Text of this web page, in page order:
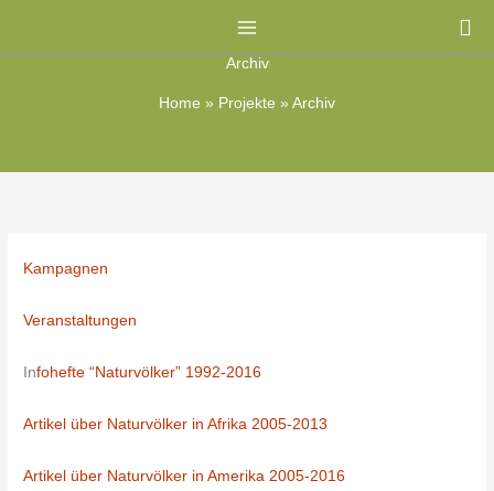
Archiv
Home » Projekte » Archiv
Kampagnen
Veranstaltungen
Infohefte “Naturvölker” 1992-2016
Artikel über Naturvölker in Afrika 2005-2013
Artikel über Naturvölker in Amerika 2005-2016